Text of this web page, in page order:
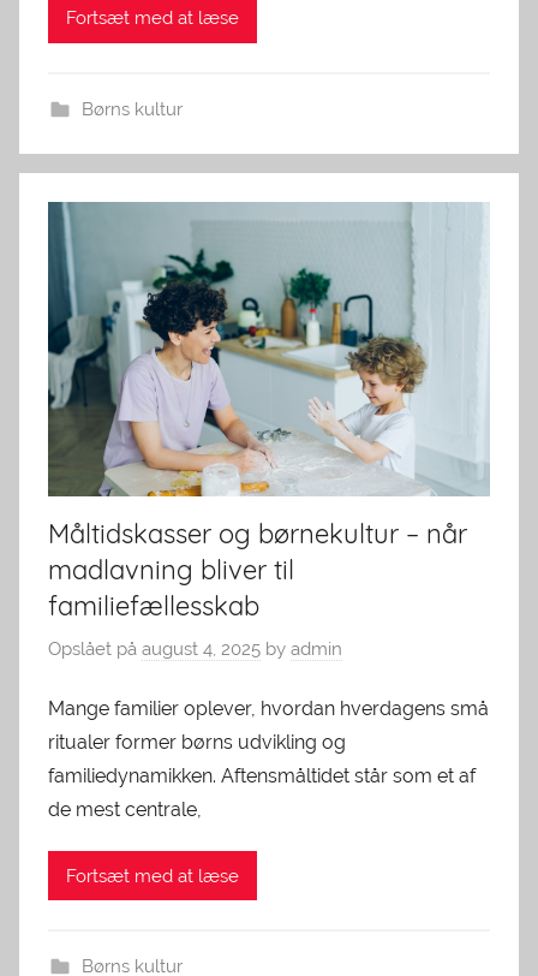
Fortsæt med at læse
Børns kultur
Måltidskasser og børnekultur – når
madlavning bliver til
familiefællesskab
Opslået på august 4, 2025 by admin
Mange familier oplever, hvordan hverdagens små
ritualer former børns udvikling og
familiedynamikken. Aftensmåltidet står som et af
de mest centrale,
Fortsæt med at læse
Børns kultur